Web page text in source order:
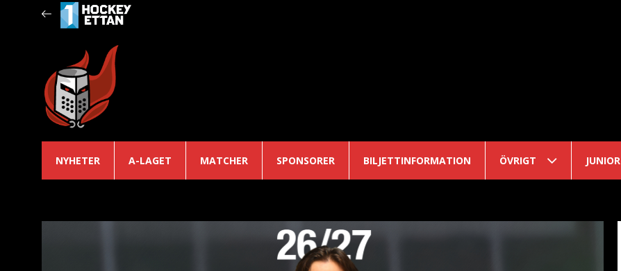
NYHETER A-LAGET MATCHER SPONSORER BILJETTINFORMATION ÖVRIGT JUNIOR